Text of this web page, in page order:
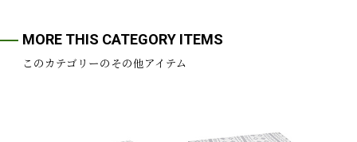
MORE THIS CATEGORY ITEMS
このカテゴリーのその他アイテム